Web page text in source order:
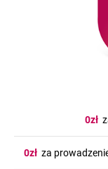
0zł
0zł za